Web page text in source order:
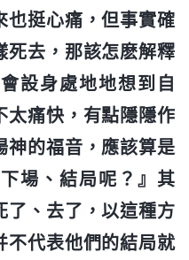
也挺心痛，但事實確
死去，那該怎麽解釋
設身處地地想到自
太痛快，有點隱隱作
神的福音，應該算是
場、結局呢？』其
了、去了，以這種方
不代表他們的結局就